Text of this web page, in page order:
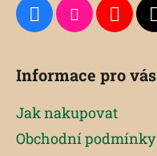
Informace pro vás
Jak nakupovat
Obchodní podmínky